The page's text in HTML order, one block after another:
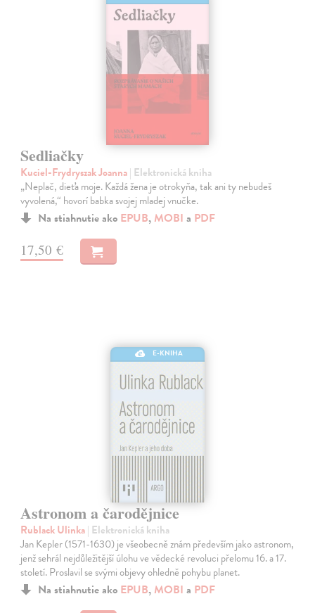
Sedliačky
Kuciel-Frydryszak Joanna| Elektronická kniha
„Neplač, dieťa moje. Každá žena je otrokyňa, tak ani ty nebudeš
vyvolená,“ hovorí babka svojej mladej vnučke.
Na stiahnutie ako EPUB, MOBI a PDF
17,50 €
E-KNIHA
Astronom a čarodějnice
Rublack Ulinka| Elektronická kniha
Jan Kepler (1571-1630) je všeobecně znám především jako astronom,
jenž sehrál nejdůležitější úlohu ve vědecké revoluci přelomu 16. a 17.
století. Proslavil se svými objevy ohledně pohybu planet.
Na stiahnutie ako EPUB, MOBI a PDF